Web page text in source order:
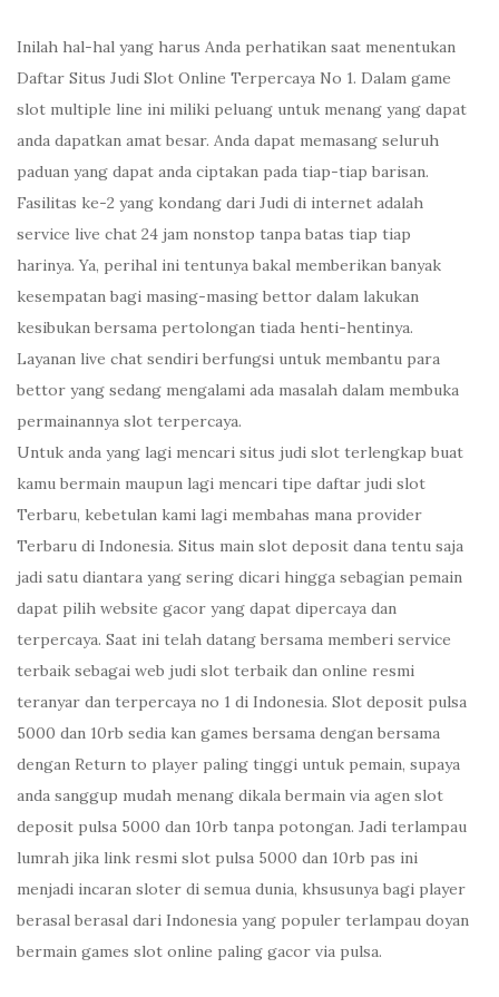
Inilah hal-hal yang harus Anda perhatikan saat menentukan
Daftar Situs Judi Slot Online Terpercaya No 1. Dalam game
slot multiple line ini miliki peluang untuk menang yang dapat
anda dapatkan amat besar. Anda dapat memasang seluruh
paduan yang dapat anda ciptakan pada tiap-tiap barisan.
Fasilitas ke-2 yang kondang dari Judi di internet adalah
service live chat 24 jam nonstop tanpa batas tiap tiap
harinya. Ya, perihal ini tentunya bakal memberikan banyak
kesempatan bagi masing-masing bettor dalam lakukan
kesibukan bersama pertolongan tiada henti-hentinya.
Layanan live chat sendiri berfungsi untuk membantu para
bettor yang sedang mengalami ada masalah dalam membuka
permainannya slot terpercaya.
Untuk anda yang lagi mencari situs judi slot terlengkap buat
kamu bermain maupun lagi mencari tipe daftar judi slot
Terbaru, kebetulan kami lagi membahas mana provider
Terbaru di Indonesia. Situs main slot deposit dana tentu saja
jadi satu diantara yang sering dicari hingga sebagian pemain
dapat pilih website gacor yang dapat dipercaya dan
terpercaya. Saat ini telah datang bersama memberi service
terbaik sebagai web judi slot terbaik dan online resmi
teranyar dan terpercaya no 1 di Indonesia. Slot deposit pulsa
5000 dan 10rb sedia kan games bersama dengan bersama
dengan Return to player paling tinggi untuk pemain, supaya
anda sanggup mudah menang dikala bermain via agen slot
deposit pulsa 5000 dan 10rb tanpa potongan. Jadi terlampau
lumrah jika link resmi slot pulsa 5000 dan 10rb pas ini
menjadi incaran sloter di semua dunia, khsusunya bagi player
berasal berasal dari Indonesia yang populer terlampau doyan
bermain games slot online paling gacor via pulsa.